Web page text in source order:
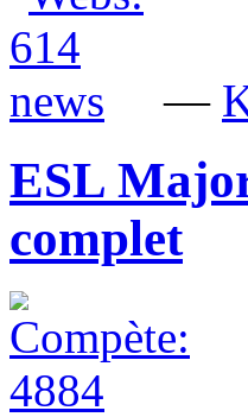
—
ESL
complet